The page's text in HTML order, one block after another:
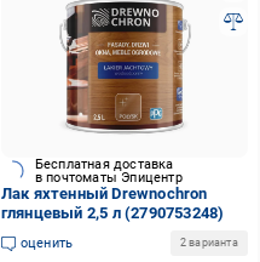
Бесплатная доставка
в почтоматы Эпицентр
Лак яхтенный Drewnochron
глянцевый 2,5 л (2790753248)
оценить 2 варианта